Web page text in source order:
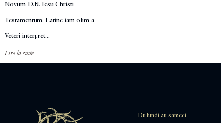
Novum D.N. Iesu Christi
Testamentum. Latine iam olim a
Veteri interpret...
Lire la suite
Du lundi au samedi